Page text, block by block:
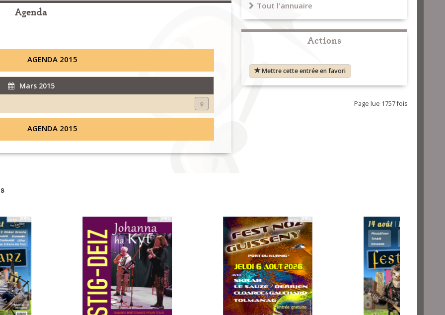
Agenda
AGENDA 2015
Mars 2015
AGENDA 2015
Tout l'annuaire
Actions
Mettre cette entrée en favori
Page lue 1757 fois